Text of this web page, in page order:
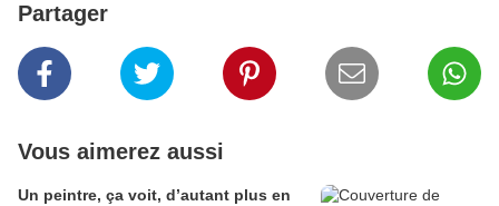
Partager
Vous aimerez aussi
Un peintre, ça voit, d’autant plus en